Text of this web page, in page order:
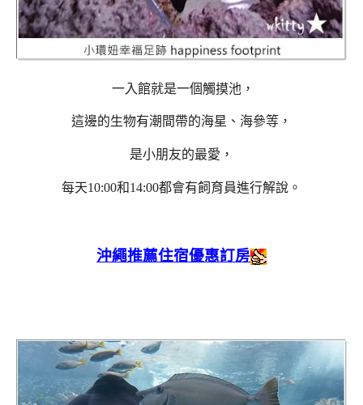
一入館就是一個觸摸池，
這邊的生物有潮間帶的海星、海參等，
是小朋友的最愛，
每天10:00和14:00都會有飼育員進行解說。
沖繩推薦住宿優惠訂房